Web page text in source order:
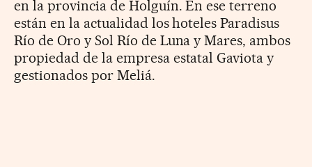
en la provincia de Holguín. En ese terreno
están en la actualidad los hoteles Paradisus
Río de Oro y Sol Río de Luna y Mares, ambos
propiedad de la empresa estatal Gaviota y
gestionados por Meliá.